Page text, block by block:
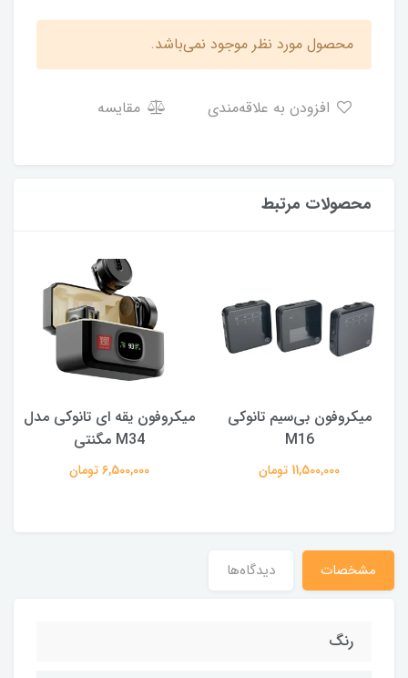
محصول مورد نظر موجود نمی‌باشد.
مقایسه
محصولات مرتبط
میکروفون بی‌سیم تانوکی
M16
11,500,000 تومان
میکروفون یقه ای تانوکی مدل
M34 مگنتی
6,500,000 تومان
مشخصات دیدگاه‌ها
رنگ